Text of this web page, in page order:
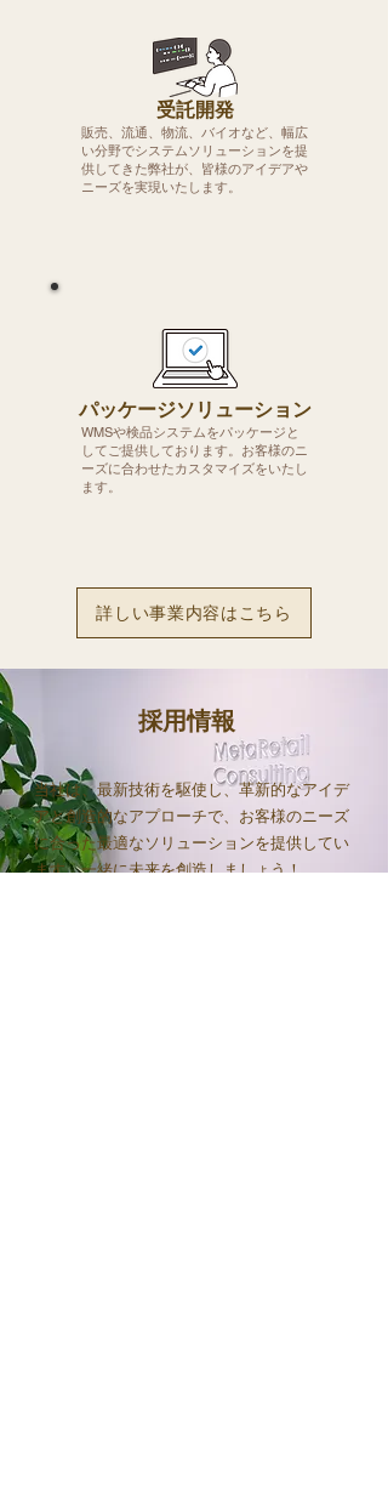
受託開発
販売、流通、物流、バイオなど、幅広
い分野でシステムソリューションを提
供してきた弊社が、皆様のアイデアや
ニーズを実現いたします。
​パッケージソリューション
WMSや検品システムをパッケージと
してご提供しております。​お客様のニ
ーズに合わせたカスタマイズをいたし
ます。
詳しい事業内容はこちら
採用情報
当社は、最新技術を駆使し、革新的なアイデ
アと創造的なアプローチで、お客様のニーズ
に合った最適なソリューションを提供してい
ます。一緒に未来を創造しましょう！